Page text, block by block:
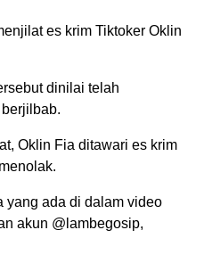
es krim Tiktoker Oklin
dinilai telah
Oklin Fia ditawari es krim
yang ada di dalam video
akun @lambegosip,